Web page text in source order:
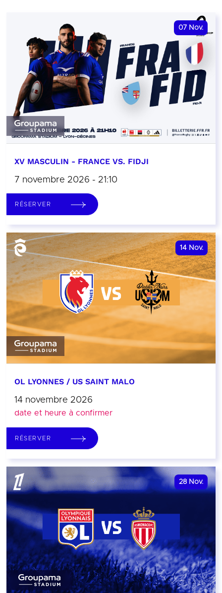
07 Nov.
XV MASCULIN - FRANCE VS. FIDJI
7 novembre 2026 - 21:10
RÉSERVER
14 Nov.
OL LYONNES / US SAINT MALO
14 novembre 2026
date et heure à confirmer
RÉSERVER
28 Nov.